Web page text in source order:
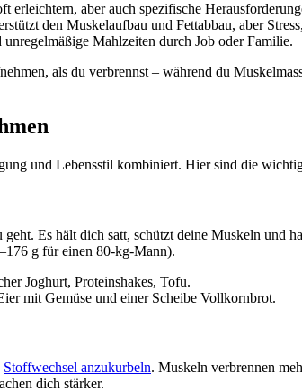
aber auch spezifische
den Muskelaufbau und Fettabbau, aber
Mahlzeiten durch Job oder Familie.
als du verbrennst – während du
und Lebensstil kombiniert. Hier sind die
Es hält dich satt, schützt deine Muskeln
g für einen 80-kg-Mann).
Joghurt, Proteinshakes, Tofu.
mit Gemüse und einer Scheibe Vollkornbrot.
Stoffwechsel anzukurbeln. Muskeln verbrennen
dich stärker.